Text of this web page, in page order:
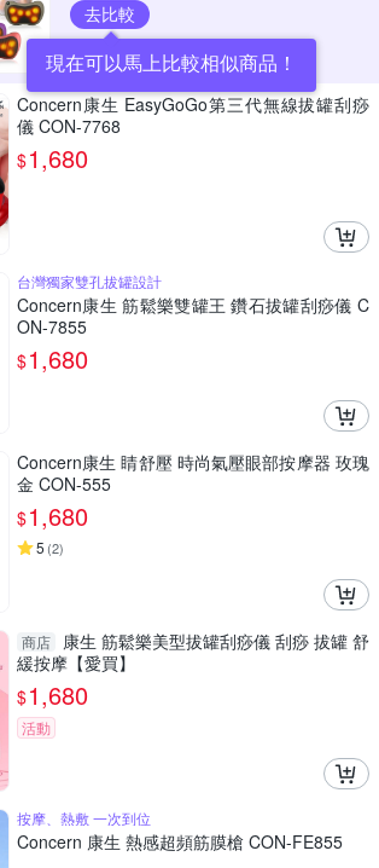
去比較
現在可以馬上比較相似商品！
Concern康生 EasyGoGo第三代無線拔罐刮痧
儀 CON-7768
$1,680
台灣獨家雙孔拔罐設計
Concern康生 筋鬆樂雙罐王 鑽石拔罐刮痧儀 C
ON-7855
$1,680
Concern康生 睛舒壓 時尚氣壓眼部按摩器 玫瑰
金 CON-555
$1,680
5 (2)
商店
康生 筋鬆樂美型拔罐刮痧儀 刮痧 拔罐 舒
緩按摩【愛買】
$1,680
活動
按摩、熱敷 一次到位
Concern 康生 熱感超頻筋膜槍 CON-FE855